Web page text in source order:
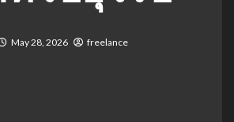
May 28, 2026 freelance